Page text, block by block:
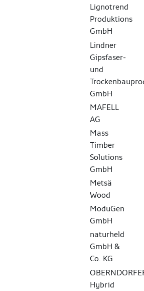
Lignotrend
Produktions
GmbH
Lindner
Gipsfaser-
und
GmbH
MAFELL
AG
Mass
Timber
Solutions
GmbH
Metsä
Wood
ModuGen
GmbH
naturheld
GmbH &
Co. KG
Hybrid